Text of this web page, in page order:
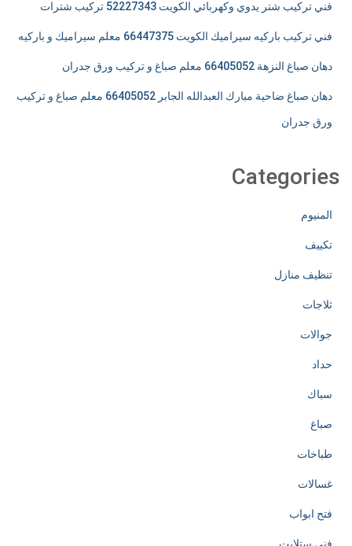
فني تركيب شتر يدوي وكهربائي الكويت 52227343 تركيب شترات
فني تركيب باركيه سيراميك الكويت 66447375 معلم سيراميك و باركيه
دهان صباغ النزهة 66405052 معلم صباغ و تركيب ورق جدران
دهان صباغ ضاحية مبارك العبدالله الجابر 66405052 معلم صباغ و تركيب
ورق جدران
Categories
المنيوم
تكييف
تنظيف منازل
ثلاجات
جوالات
حداد
سباك
صباغ
طباخات
غسالات
فتح ابواب
فني ستلايت